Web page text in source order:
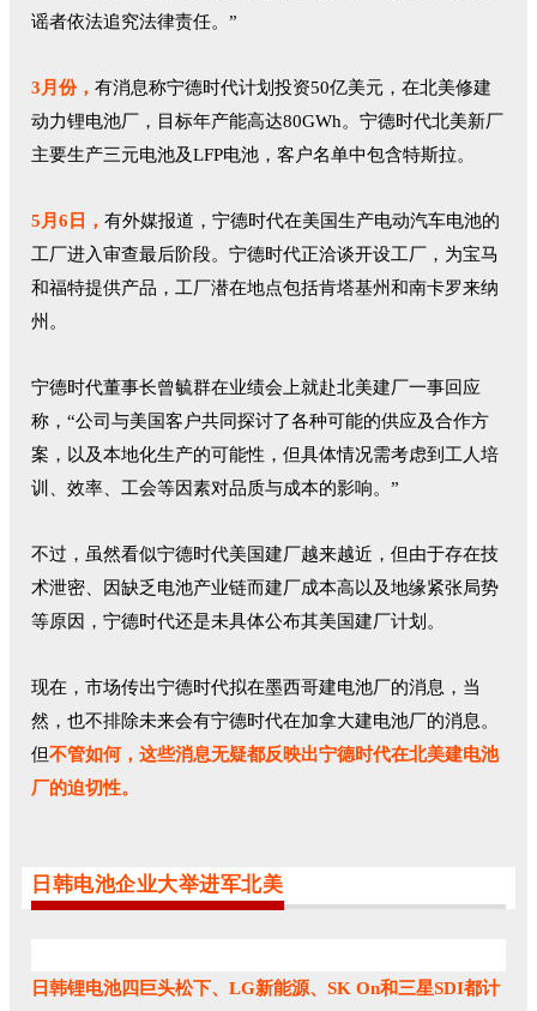
谣者依法追究法律责任。”
3月份， 有消息称宁德时代计划投资50亿美元，在北美修建
动力锂电池厂，目标年产能高达80GWh。宁德时代北美新厂
主要生产三元电池及LFP电池，客户名单中包含特斯拉。
5月6日， 有外媒报道，宁德时代在美国生产电动汽车电池的
工厂进入审查最后阶段。宁德时代正洽谈开设工厂，为宝马
和福特提供产品，工厂潜在地点包括肯塔基州和南卡罗来纳
州。
宁德时代董事长曾毓群在业绩会上就赴北美建厂一事回应
称，“公司与美国客户共同探讨了各种可能的供应及合作方
案，以及本地化生产的可能性，但具体情况需考虑到工人培
训、效率、工会等因素对品质与成本的影响。”
不过，虽然看似宁德时代美国建厂越来越近，但由于存在技
术泄密、因缺乏电池产业链而建厂成本高以及地缘紧张局势
等原因，宁德时代还是未具体公布其美国建厂计划。
现在，市场传出宁德时代拟在墨西哥建电池厂的消息，当
然，也不排除未来会有宁德时代在加拿大建电池厂的消息。
但不管如何，这些消息无疑都反映出宁德时代在北美建电池
厂的迫切性。
日韩电池企业大举进军北美
日韩锂电池四巨头松下、LG新能源、SK On和三星SDI都计